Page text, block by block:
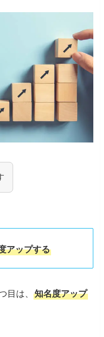
アップする
目は、知名度アップ